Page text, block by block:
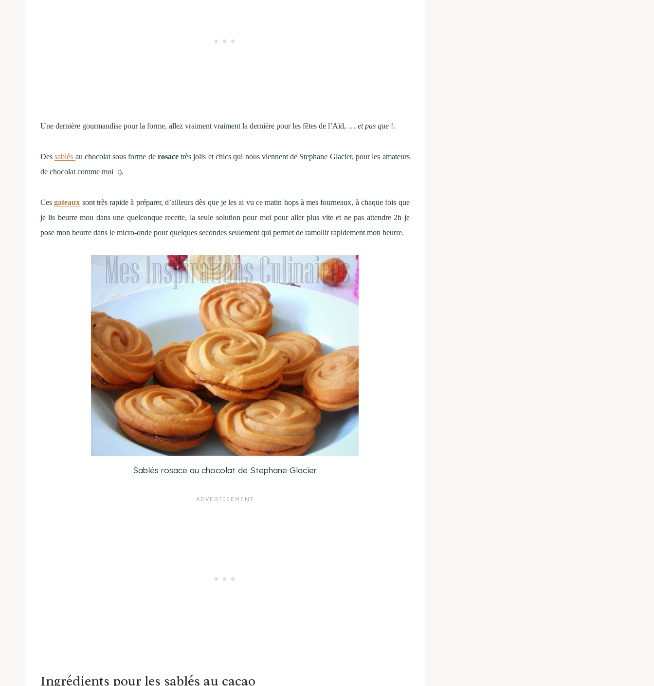
Une dernière gourmandise pour la forme, allez vraiment vraiment la dernière pour les fêtes de l’Aïd, … et pas que !.
Dessablés au chocolat sous forme de rosacetrès jolis et chics qui nous viennent de Stephane Glacier, pour les amateurs
de chocolat comme moi :).
Cesgateaux sont très rapide à préparer, d’ailleurs dès que je les ai vu ce matin hops à mes fourneaux, à chaque fois que
je lis beurre mou dans une quelconque recette, la seule solution pour moi pour aller plus vite et ne pas attendre 2h je
pose mon beurre dans le micro-onde pour quelques secondes seulement qui permet de ramollir rapidement mon beurre.
Sablés rosace au chocolat de Stephane Glacier
Ingrédients pour les sablés au cacao